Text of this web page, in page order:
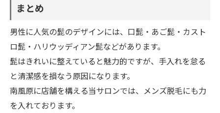
まとめ
男性に人気の髭のデザインには、口髭・あご髭・カスト
ロ髭・ハリウッディアン髭などがあります。
髭はきれいに整えていると魅力的ですが、手入れを怠る
と清潔感を損なう原因になります。
南風原に店舗を構える当サロンでは、メンズ脱毛にも力
を入れております。